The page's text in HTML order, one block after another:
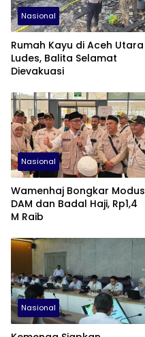
Nasional
Rumah Kayu di Aceh Utara
Ludes, Balita Selamat
Dievakuasi
Nasional
Wamenhaj Bongkar Modus
DAM dan Badal Haji, Rp1,4
M Raib
Nasional